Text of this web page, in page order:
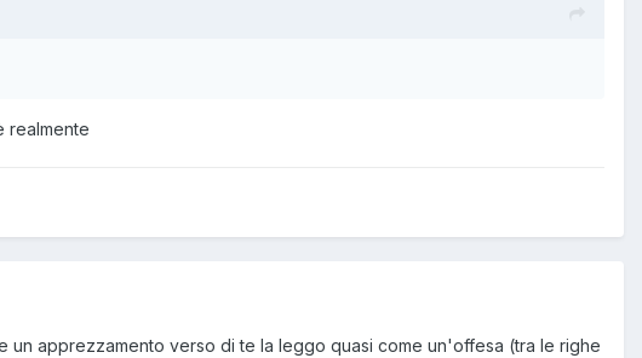
realmente
apprezzamento verso di te la leggo quasi come un'offesa (tra le righe